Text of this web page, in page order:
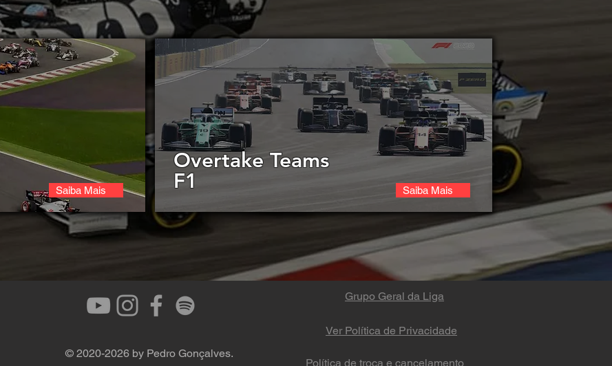
Saiba Mais
Overtake Teams
F1
Saiba Mais
© 2020-2026 by Pedro Gonçalves.
Grupo Geral da Liga
Ver Política de Privacidade
Política de troca e cancelamento